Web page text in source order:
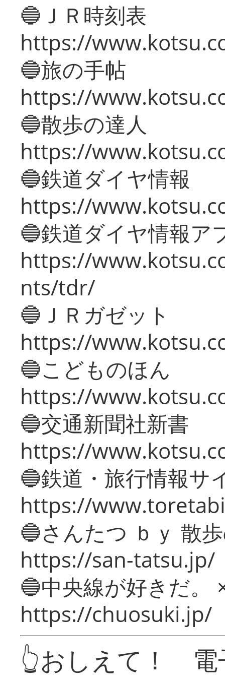
🔵ＪＲ時刻表
https://
🔵旅の手帖
https://
🔵散歩の達人
https://
🔵鉄道ダイヤ情報
https://
🔵鉄道ダイヤ情報ア
https://
nts/tdr/
🔵ＪＲガゼット
https://
🔵こどものほん
https://
🔵交通新聞社新書
https://
🔵鉄道・旅行情報サ
https://
🔵さんたつ ｂｙ 散
https://san-tatsu.jp/
🔵中央線が好きだ。
https://chuosuki.jp/
👆おしえて！ 電